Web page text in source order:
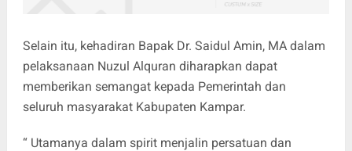
Selain itu, kehadiran Bapak Dr. Saidul Amin, MA dalam
pelaksanaan Nuzul Alquran diharapkan dapat
memberikan semangat kepada Pemerintah dan
seluruh masyarakat Kabupaten Kampar.
“ Utamanya dalam spirit menjalin persatuan dan